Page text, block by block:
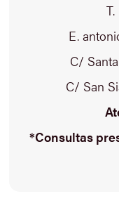
E.
C/
C/ San
*Consultas